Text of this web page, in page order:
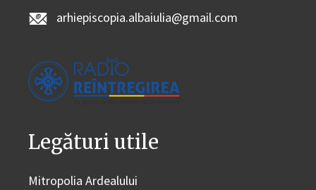
arhiepiscopia.albaiulia@gmail.com
Legături utile
Mitropolia Ardealului